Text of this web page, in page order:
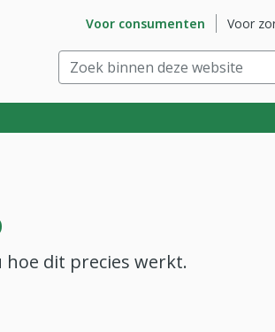
Ga naar subsite
Voor consumenten Ga
Voor
Zoek binnen deze website(min. 2
hoe dit precies werkt.